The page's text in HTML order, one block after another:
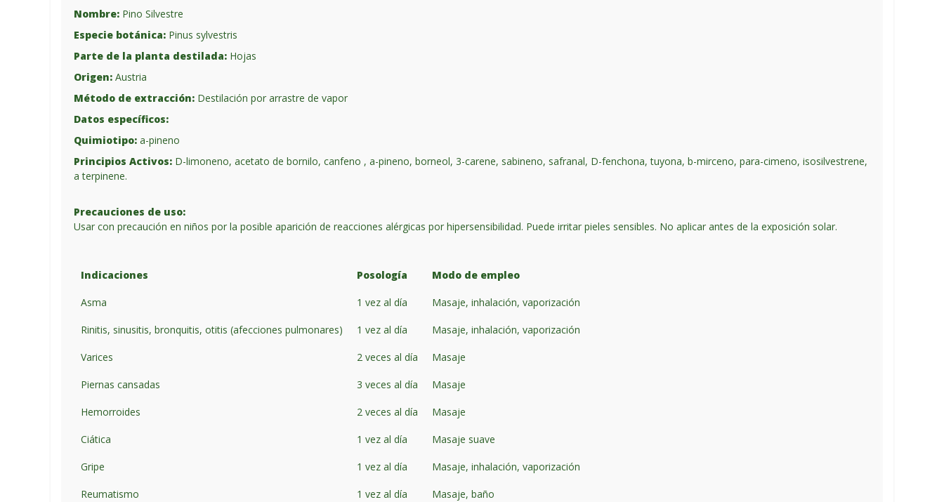
Nombre: Pino Silvestre
Especie botánica: Pinus sylvestris
Parte de la planta destilada: Hojas
Origen: Austria
Método de extracción: Destilación por arrastre de vapor
Datos específicos:
Quimiotipo: a-pineno
Principios Activos: D-limoneno, acetato de bornilo, canfeno , a-pineno, borneol, 3-carene, sabineno, safranal, D-fenchona, tuyona, b-mirceno, para-cimeno, isosilvestrene,
a terpinene.
Precauciones de uso:
Usar con precaución en niños por la posible aparición de reacciones alérgicas por hipersensibilidad. Puede irritar pieles sensibles. No aplicar antes de la exposición solar.
Indicaciones Posología Modo de empleo
Asma 1 vez al día Masaje, inhalación, vaporización
Rinitis, sinusitis, bronquitis, otitis (afecciones pulmonares) 1 vez al día Masaje, inhalación, vaporización
Varices 2 veces al día Masaje
Piernas cansadas 3 veces al día Masaje
Hemorroides 2 veces al día Masaje
Ciática 1 vez al día Masaje suave
Gripe 1 vez al día Masaje, inhalación, vaporización
Reumatismo 1 vez al día Masaje, baño